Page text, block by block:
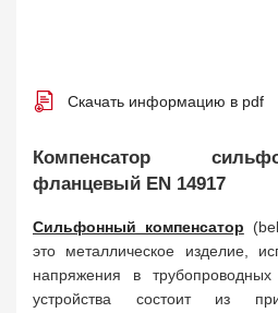
Скачать информацию в pdf
Компенсатор
фланцевый EN 14917
Сильфонный компенсатор
это металлическое изделие,
напряжения в трубопроводных
устройства состоит из